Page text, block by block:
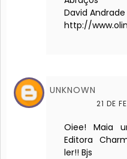
David Andrade
http://
UNKNOWN
21 DE
Oiee! Maia
Editora
ler!! Bjs